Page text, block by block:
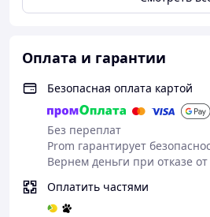
Оплата и гарантии
Безопасная оплата картой
Без переплат
Prom гарантирует
Вернем деньги при отказе
Оплатить частями